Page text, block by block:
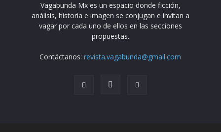
Vagabunda Mx es un espacio donde ficción,
análisis, historia e imagen se conjugan e invitan a
vagar por cada uno de ellos en las secciones
propuestas.
Contáctanos:revista.vagabunda@gmail.com